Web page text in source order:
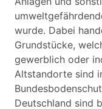
wurde. Dabei
Grundstücke,
gewerblich oder
Altstandorte sind
Deutschland sind